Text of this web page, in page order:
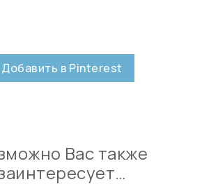
Добавить в Pinterest
Вас также